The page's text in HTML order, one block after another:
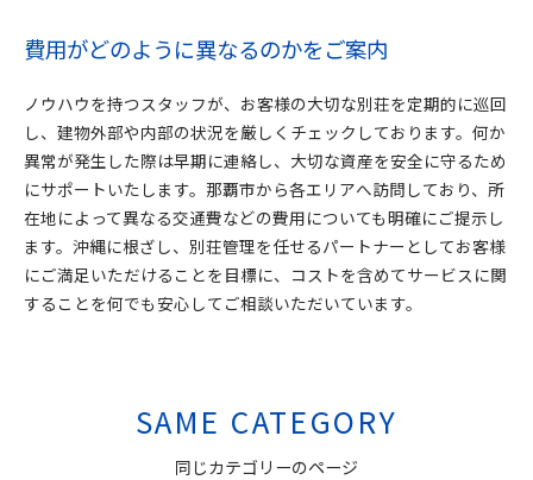
費用がどのように異なるのかをご案内
ノウハウを持つスタッフが、お客様の大切な別荘を定期的に巡回
し、建物外部や内部の状況を厳しくチェックしております。何か
異常が発生した際は早期に連絡し、大切な資産を安全に守るため
にサポートいたします。那覇市から各エリアへ訪問しており、所
在地によって異なる交通費などの費用についても明確にご提示し
ます。沖縄に根ざし、別荘管理を任せるパートナーとしてお客様
にご満足いただけることを目標に、コストを含めてサービスに関
することを何でも安心してご相談いただいています。
同じカテゴリーのページ
SAME CATEGORY